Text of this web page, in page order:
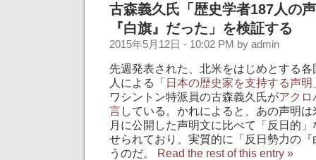
古森義久氏「歴史学者187人の
『白旗』だった」を検証する
2015年5月12日 - 10:02 PM by admin
先週発表された、北米をはじめとする
人による「日本の歴史家を支持する声明
ワシントン特派員の古森義久氏がアクロ
言している。かれによると、あの声明
月に公開した声明文に比べて「反日的
せられており、実質的に「反日勢力の
うのだ。 Read the rest of this entry »